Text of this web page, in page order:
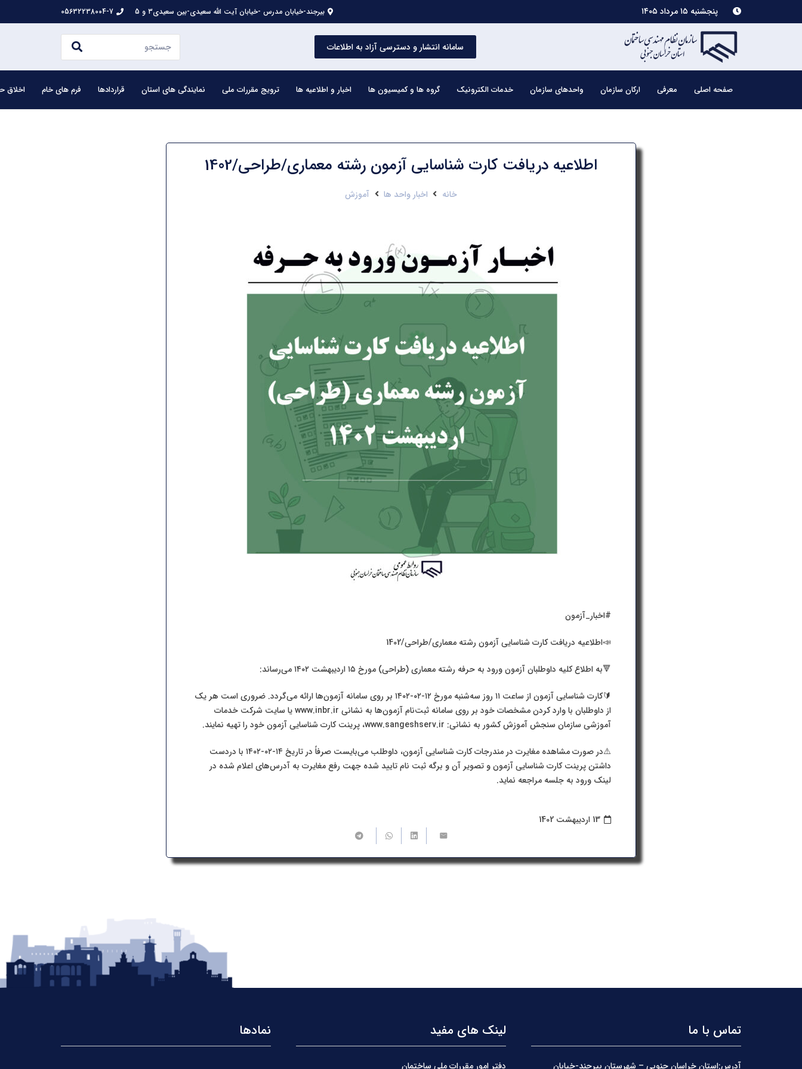
پنجشنبه ۱۵ مرداد ۱۴۰۵ بیرجند-خیابان مدرس -خیابان آیت الله سعیدی-بین سعیدی3 و 5 05632238004-7
سامانه انتشار و دسترسی آزاد به اطلاعات
صفحه اصلی معرفی ارکان سازمان واحدهای سازمان خدمات الکترونیک گروه ها و کمیسیون ها اخبار و اطلاعیه ها ترویج مقررات ملی نمایندگی های استان قراردادها فرم های خام اخلاق
اطلاعیه دریافت کارت شناسایی آزمون رشته معماری/طراحی/1402
خانه اخبار واحد ها آموزش
#اخبار_آزمون
📣اطلاعیه دریافت کارت شناسایی آزمون رشته معماری/طراحی/1402
🔻به اطلاع کلیه داوطلبان آزمون‌ ورود به حرفه رشته معماری (طراحی) مورخ ۱۵ اردیبهشت ۱۴۰۲ می‌رساند:
🔰کارت شناسایی آزمون از ساعت ۱۱ روز سه‌شنبه مورخ ۱۲-۰۲-۱۴۰۲ بر روی سامانه آزمون‌ها ارائه می‌گردد. ضروری است هر یک
از داوطلبان با وارد کردن مشخصات خود بر روی سامانه ثبت‌‎نام آزمون‌ها به نشانی www.inbr.ir یا سایت شرکت خدمات
آموزشی سازمان سنجش آموزش کشور به نشانی: www.sangeshserv.ir، پرینت کارت شناسایی آزمون خود را تهیه نمایند.
⚠️در صورت مشاهده مغایرت در مندرجات کارت شناسایی آزمون، داوطلب می‌بایست صرفاً در تاریخ ۱۴-۰۲-۱۴۰۲ با دردست
داشتن پرینت کارت شناسایی آزمون و تصویر آن و برگه ثبت نام تایید شده جهت رفع مغایرت به آدرس‌های اعلام شده در
لینک ورود به جلسه مراجعه نماید.
13 اردیبهشت 1402
تماس با ما
آدرس:استان خراسان جنوبی – شهرستان بیرجند-خیابان
لینک های مفید
دفتر امور مقررات ملی ساختمان
نمادها